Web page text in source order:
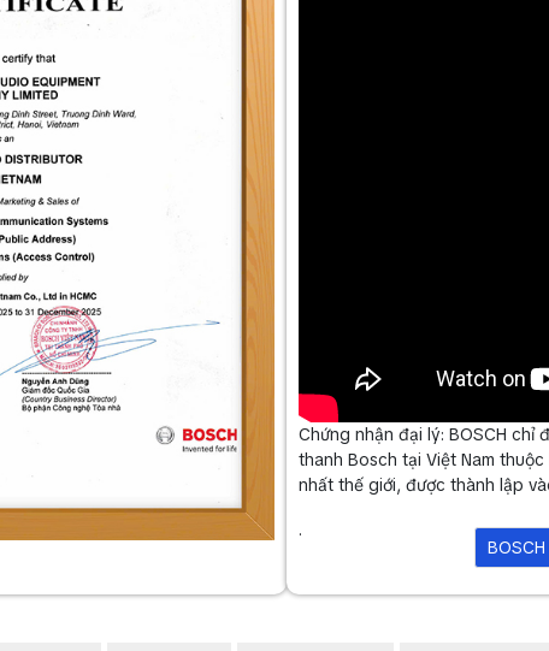
Chứng nhận đại lý: BOSCH chỉ
thanh Bosch tại Việt Nam
nhất thế giới, được thành lập
.